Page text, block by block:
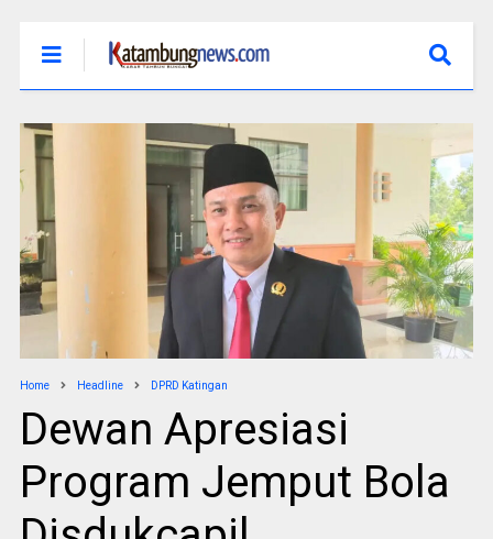
Home Headline DPRD Katingan
Dewan Apresiasi
Program Jemput Bola